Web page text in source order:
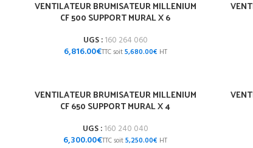
VENTILATEUR BRUMISATEUR MILLENIUM
CF 500 SUPPORT MURAL X 6
UGS :160 264 060
€ 5,680.00€
VENTILATEUR BRUMISATEUR MILLENIUM
CF 650 SUPPORT MURAL X 4
UGS :160 240 040
€ 5,250.00€